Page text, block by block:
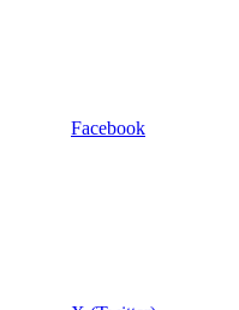
Facebook